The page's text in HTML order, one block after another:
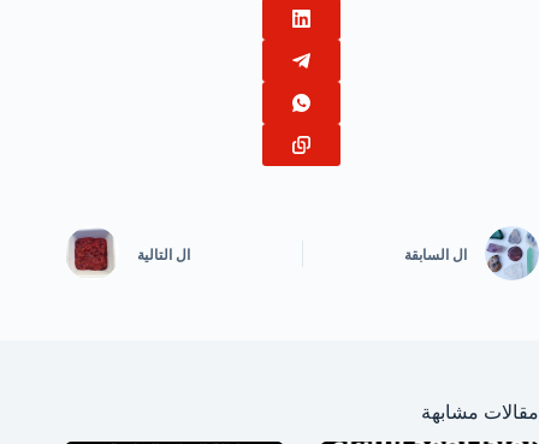
ال السابقة ال التالية
مقالات مشابهة